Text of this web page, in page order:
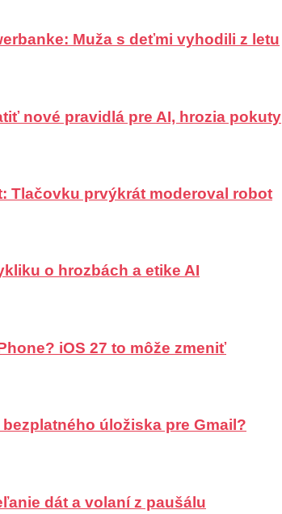
Muža s deťmi vyhodili z letu
nové pravidlá pre AI, hrozia pokuty
Tlačovku prvýkrát moderoval robot
o hrozbách a etike AI
iOS 27 to môže zmeniť
úložiska pre Gmail?
dát a volaní z paušálu